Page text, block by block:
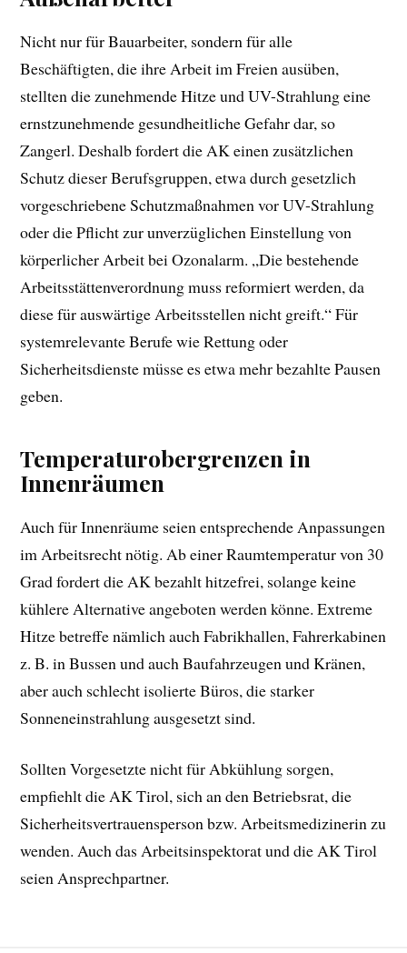
Nicht nur für Bauarbeiter, sondern für alle
Beschäftigten, die ihre Arbeit im Freien ausüben,
stellten die zunehmende Hitze und UV-Strahlung eine
ernstzunehmende gesundheitliche Gefahr dar, so
Zangerl. Deshalb fordert die AK einen zusätzlichen
Schutz dieser Berufsgruppen, etwa durch gesetzlich
vorgeschriebene Schutzmaßnahmen vor UV-Strahlung
oder die Pflicht zur unverzüglichen Einstellung von
körperlicher Arbeit bei Ozonalarm. „Die bestehende
Arbeitsstättenverordnung muss reformiert werden, da
diese für auswärtige Arbeitsstellen nicht greift.“ Für
systemrelevante Berufe wie Rettung oder
Sicherheitsdienste müsse es etwa mehr bezahlte Pausen
geben.
Temperaturobergrenzen in
Innenräumen
Auch für Innenräume seien entsprechende Anpassungen
im Arbeitsrecht nötig. Ab einer Raumtemperatur von 30
Grad fordert die AK bezahlt hitzefrei, solange keine
kühlere Alternative angeboten werden könne. Extreme
Hitze betreffe nämlich auch Fabrikhallen, Fahrerkabinen
z. B. in Bussen und auch Baufahrzeugen und Kränen,
aber auch schlecht isolierte Büros, die starker
Sonneneinstrahlung ausgesetzt sind.
Sollten Vorgesetzte nicht für Abkühlung sorgen,
empfiehlt die AK Tirol, sich an den Betriebsrat, die
Sicherheitsvertrauensperson bzw. Arbeitsmedizinerin zu
wenden. Auch das Arbeitsinspektorat und die AK Tirol
seien Ansprechpartner.